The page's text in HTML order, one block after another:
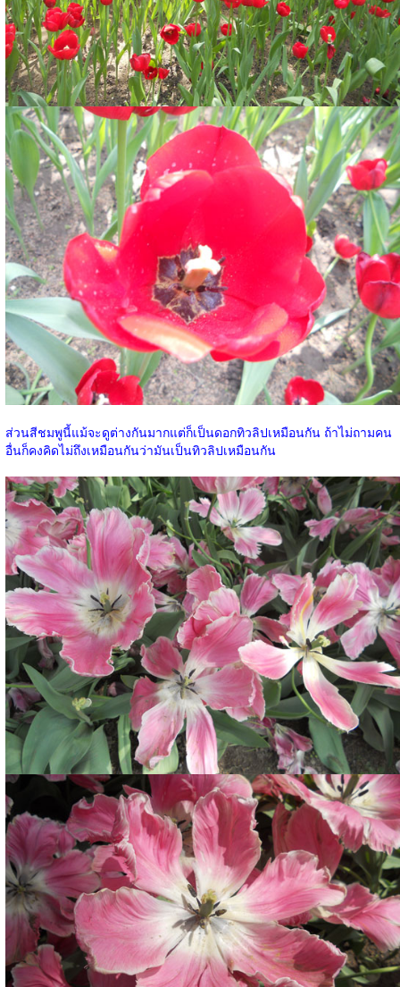
ส่วนสีชมพูนี้แม้จะดูต่างกันมากแต่ก็เป็นดอกทิวลิปเหมือนกัน ถ้าไม่ถามคน
อื่นก็คงคิดไม่ถึงเหมือนกันว่ามันเป็นทิวลิปเหมือนกัน